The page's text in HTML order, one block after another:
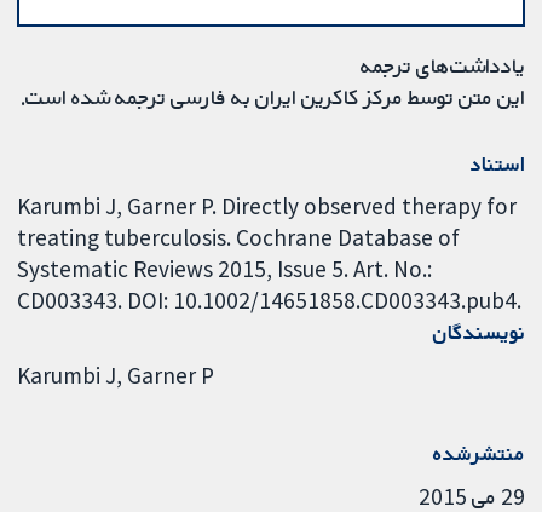
یادداشت‌های ترجمه
این متن توسط مرکز کاکرین ایران به فارسی ترجمه شده است.
استناد
Karumbi J, Garner P. Directly observed therapy for
treating tuberculosis. Cochrane Database of
Systematic Reviews 2015, Issue 5. Art. No.:
CD003343. DOI: 10.1002/14651858.CD003343.pub4.
نویسندگان
Karumbi J Garner P
منتشرشده
29 می 2015